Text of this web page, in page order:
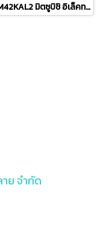
PCY-M42KAL2 มิตซูบิชิ อิเล็คทริค มิตเตอร์สลิม MITSUBISHI ELECTRIC แบบแขวนใต้ฝ้า รุ่น Ceiling Suspended Inverter M-Series R-32 ขนาด 41,968BTU #5 รีโมทไร้สาย 2026 (เฉพาะเครื่อง)
ย จำกัด